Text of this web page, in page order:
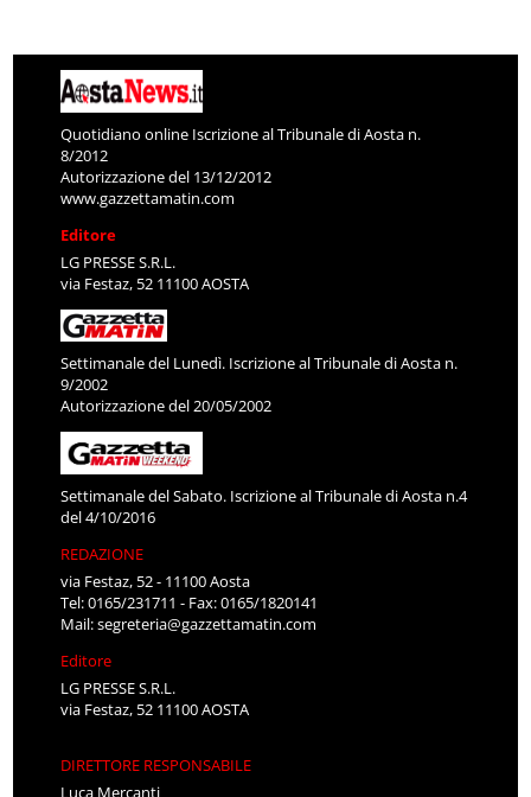
Quotidiano online Iscrizione al Tribunale di Aosta n.
8/2012
Autorizzazione del 13/12/2012
www.gazzettamatin.com
Editore
LG PRESSE S.R.L.
via Festaz, 52 11100 AOSTA
Settimanale del Lunedì. Iscrizione al Tribunale di Aosta n.
9/2002
Autorizzazione del 20/05/2002
Settimanale del Sabato. Iscrizione al Tribunale di Aosta n.4
del 4/10/2016
REDAZIONE
via Festaz, 52 - 11100 Aosta
Tel: 0165/231711 - Fax: 0165/1820141
Mail:segreteria@gazzettamatin.com
Editore
LG PRESSE S.R.L.
via Festaz, 52 11100 AOSTA
DIRETTORE RESPONSABILE
Luca Mercanti